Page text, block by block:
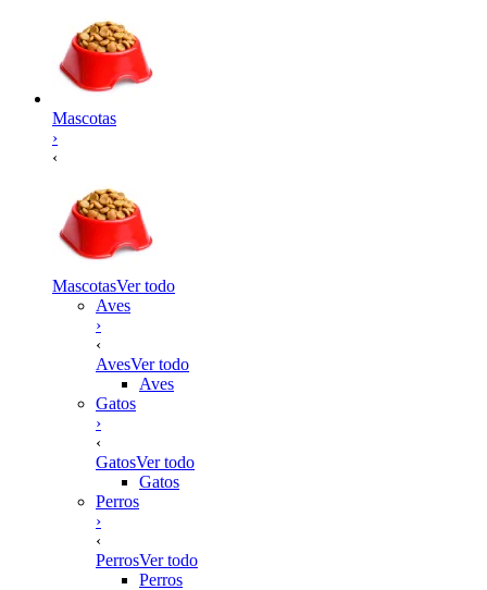
Mascotas
›
‹
MascotasVer todo
Aves
›
‹
AvesVer todo
Aves
Gatos
›
‹
GatosVer todo
Gatos
Perros
›
‹
PerrosVer todo
Perros